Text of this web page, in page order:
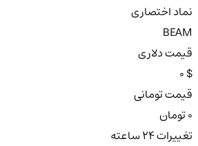
نماد اختصاری
BEAM
قیمت دلاری
0 $
قیمت تومانی
0 تومان
تغییرات ۲۴ ساعته